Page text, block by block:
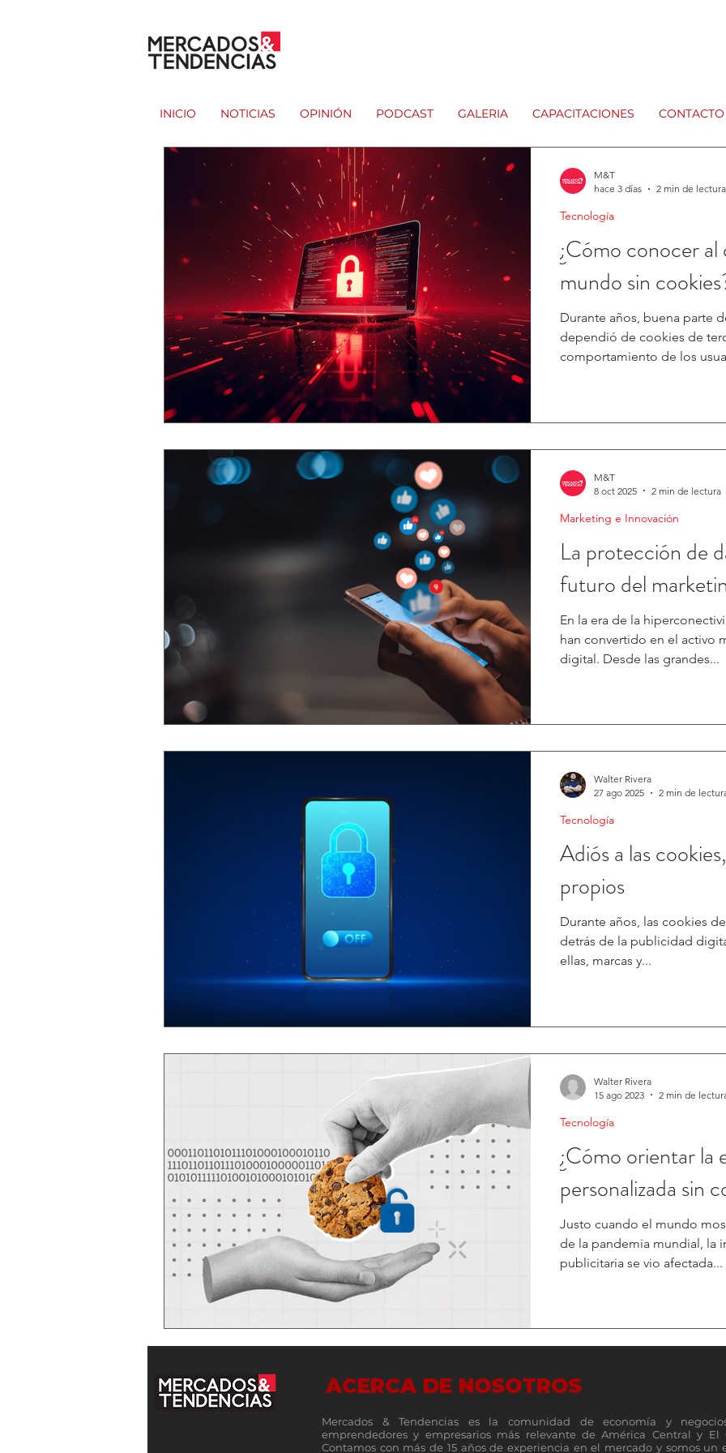
INICIO NOTICIAS OPINIÓN PODCAST GALERIA CAPACITACIONES CONTACTO
¿Cómo conocer
mundo sin
Durante años, buena parte
dependió de cookies de
comportamiento de los
consumidor sin depender
permanente de su actividad
marketing sin cookies
Tecnología
M&T
hace 3 días
2 min de lectura
La protección de
futuro del
En la era de la
han convertido en el activo
digital. Desde las grandes...
Marketing e Innovación
M&T
8 oct 2025
2 min de lectura
Adiós a las
propios
Durante años, las cookies
detrás de la publicidad
ellas, marcas y...
Tecnología
Walter Rivera
27 ago 2025
2 min de
¿Cómo orientar la
personalizada sin
Justo cuando el mundo
de la pandemia mundial, la
publicitaria se vio afectada...
Tecnología
Walter Rivera
15 ago 2023
2 min de
ACERCA DE NOSOTROS
Mercados & Tendencias es la comunidad de economía y
emprendedores y empresarios más relevante de América Central y El
Contamos con más de 15 años de experiencia en el mercado y somos un